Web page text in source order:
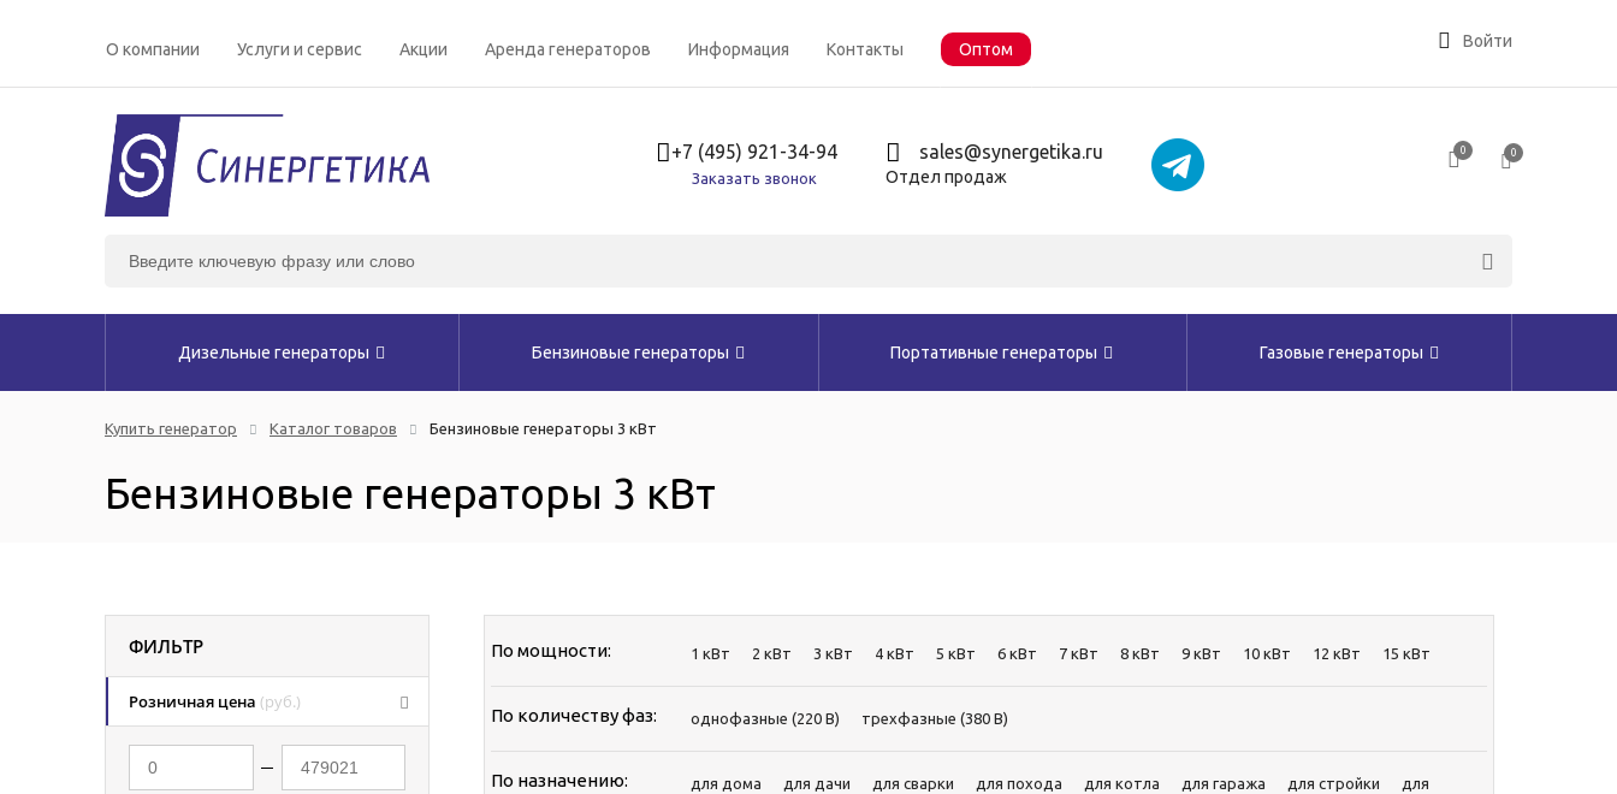
О компании Услуги и сервис Акции Аренда генераторов Информация Контакты Оптом Войти
+7 (495) 921-34-94
Заказать звонок
sales@synergetika.ru
Отдел продаж
0 0
Дизельные генераторы Бензиновые генераторы Портативные генераторы Газовые генераторы
Купить генератор Каталог товаров Бензиновые генераторы 3 кВт
Бензиновые генераторы 3 кВт
ФИЛЬТР
Розничная цена (руб.)
По мощности: 1 кВт 2 кВт 3 кВт 4 кВт 5 кВт 6 кВт 7 кВт 8 кВт 9 кВт 10 кВт 12 кВт 15 кВт
По количеству фаз: однофазные (220 В) трехфазные (380 В)
По назначению: для дома для дачи для сварки для похода для котла для гаража для стройки
для